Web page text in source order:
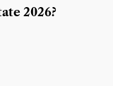
2026?